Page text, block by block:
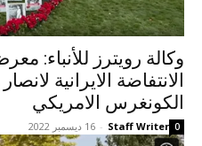
وكالة رويترز للأنباء:
الانتفاضة الايرانية
الكونغرس الامريكي
Staff Writer
- 16 ديسمبر 2022 0